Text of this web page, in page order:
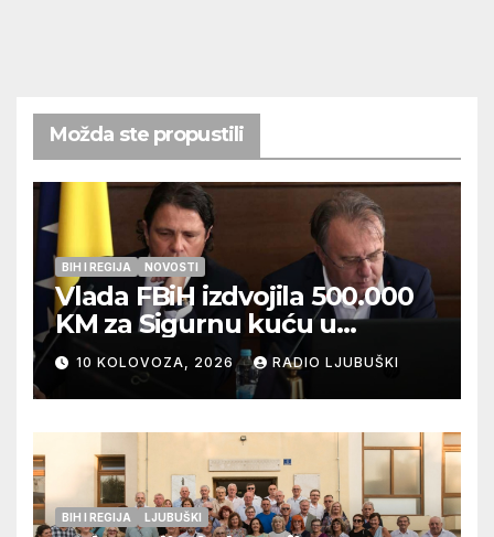
Možda ste propustili
BIH I REGIJA NOVOSTI
Vlada FBiH izdvojila 500.000
KM za Sigurnu kuću u
Ljubuškom
10 KOLOVOZA, 2026 RADIO LJUBUŠKI
BIH I REGIJA LJUBUŠKI